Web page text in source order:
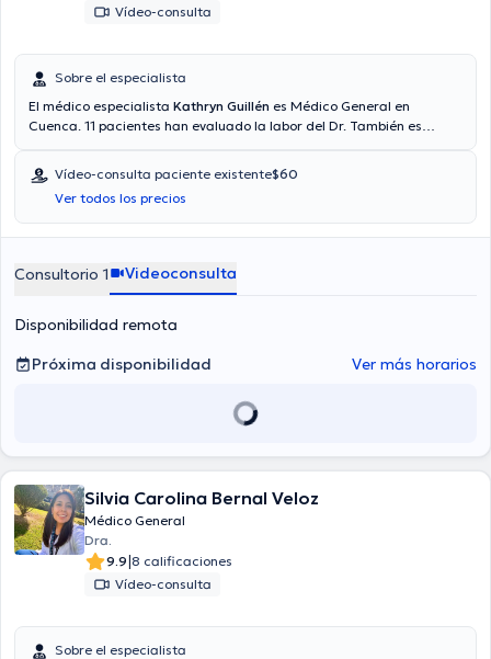
Vídeo-consulta
Sobre el especialista
El médico especialista Kathryn Guillén es Médico General en
Cuenca. 11 pacientes han evaluado la labor del Dr. También es
video. El doctor trabaja con las siguientes aseguradoras: Consulta
privada, Vía reembolso con cualquier aseguradora. El precio de la
consulta con el Dr. Kathryn Guillén es de desde $20 hasta $40.
Algunos de los servicios médicos ofrecidos en el consultorio son:
Vídeo-consulta paciente existente$60
Ver todos los precios
Consultorio 1 Videoconsulta
Disponibilidad remota
Próxima disponibilidad
Ver más horarios
Silvia Carolina Bernal Veloz
Médico General
Dra.
9.9|8 calificaciones
Vídeo-consulta
Sobre el especialista